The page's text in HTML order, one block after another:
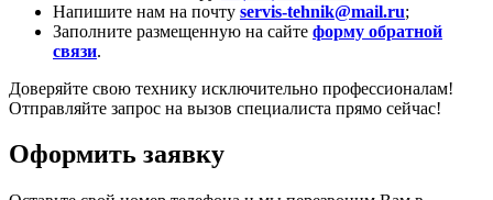
Напишите нам на почту servis-tehnik@mail.ru;
Заполните размещенную на сайте форму обратной
связи.
Доверяйте свою технику исключительно профессионалам!
Отправляйте запрос на вызов специалиста прямо сейчас!
Оформить заявку